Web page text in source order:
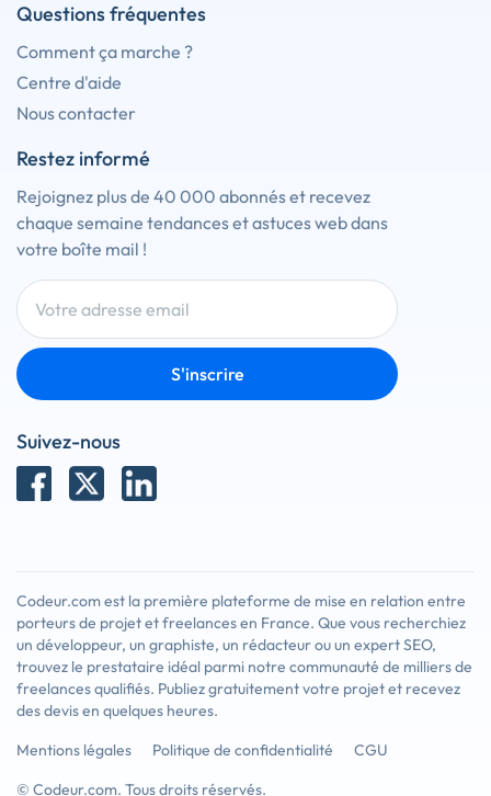
Questions fréquentes
Comment ça marche ?
Centre d'aide
Nous contacter
Restez informé
Rejoignez plus de 40 000 abonnés et recevez
chaque semaine tendances et astuces web dans
votre boîte mail !
S'inscrire
Suivez-nous
Codeur.com est la première plateforme de mise en relation entre
porteurs de projet et freelances en France. Que vous recherchiez
un développeur, un graphiste, un rédacteur ou un expert SEO,
trouvez le prestataire idéal parmi notre communauté de milliers de
freelances qualifiés. Publiez gratuitement votre projet et recevez
des devis en quelques heures.
Mentions légales
Politique de confidentialité
CGU
© Codeur.com. Tous droits réservés.